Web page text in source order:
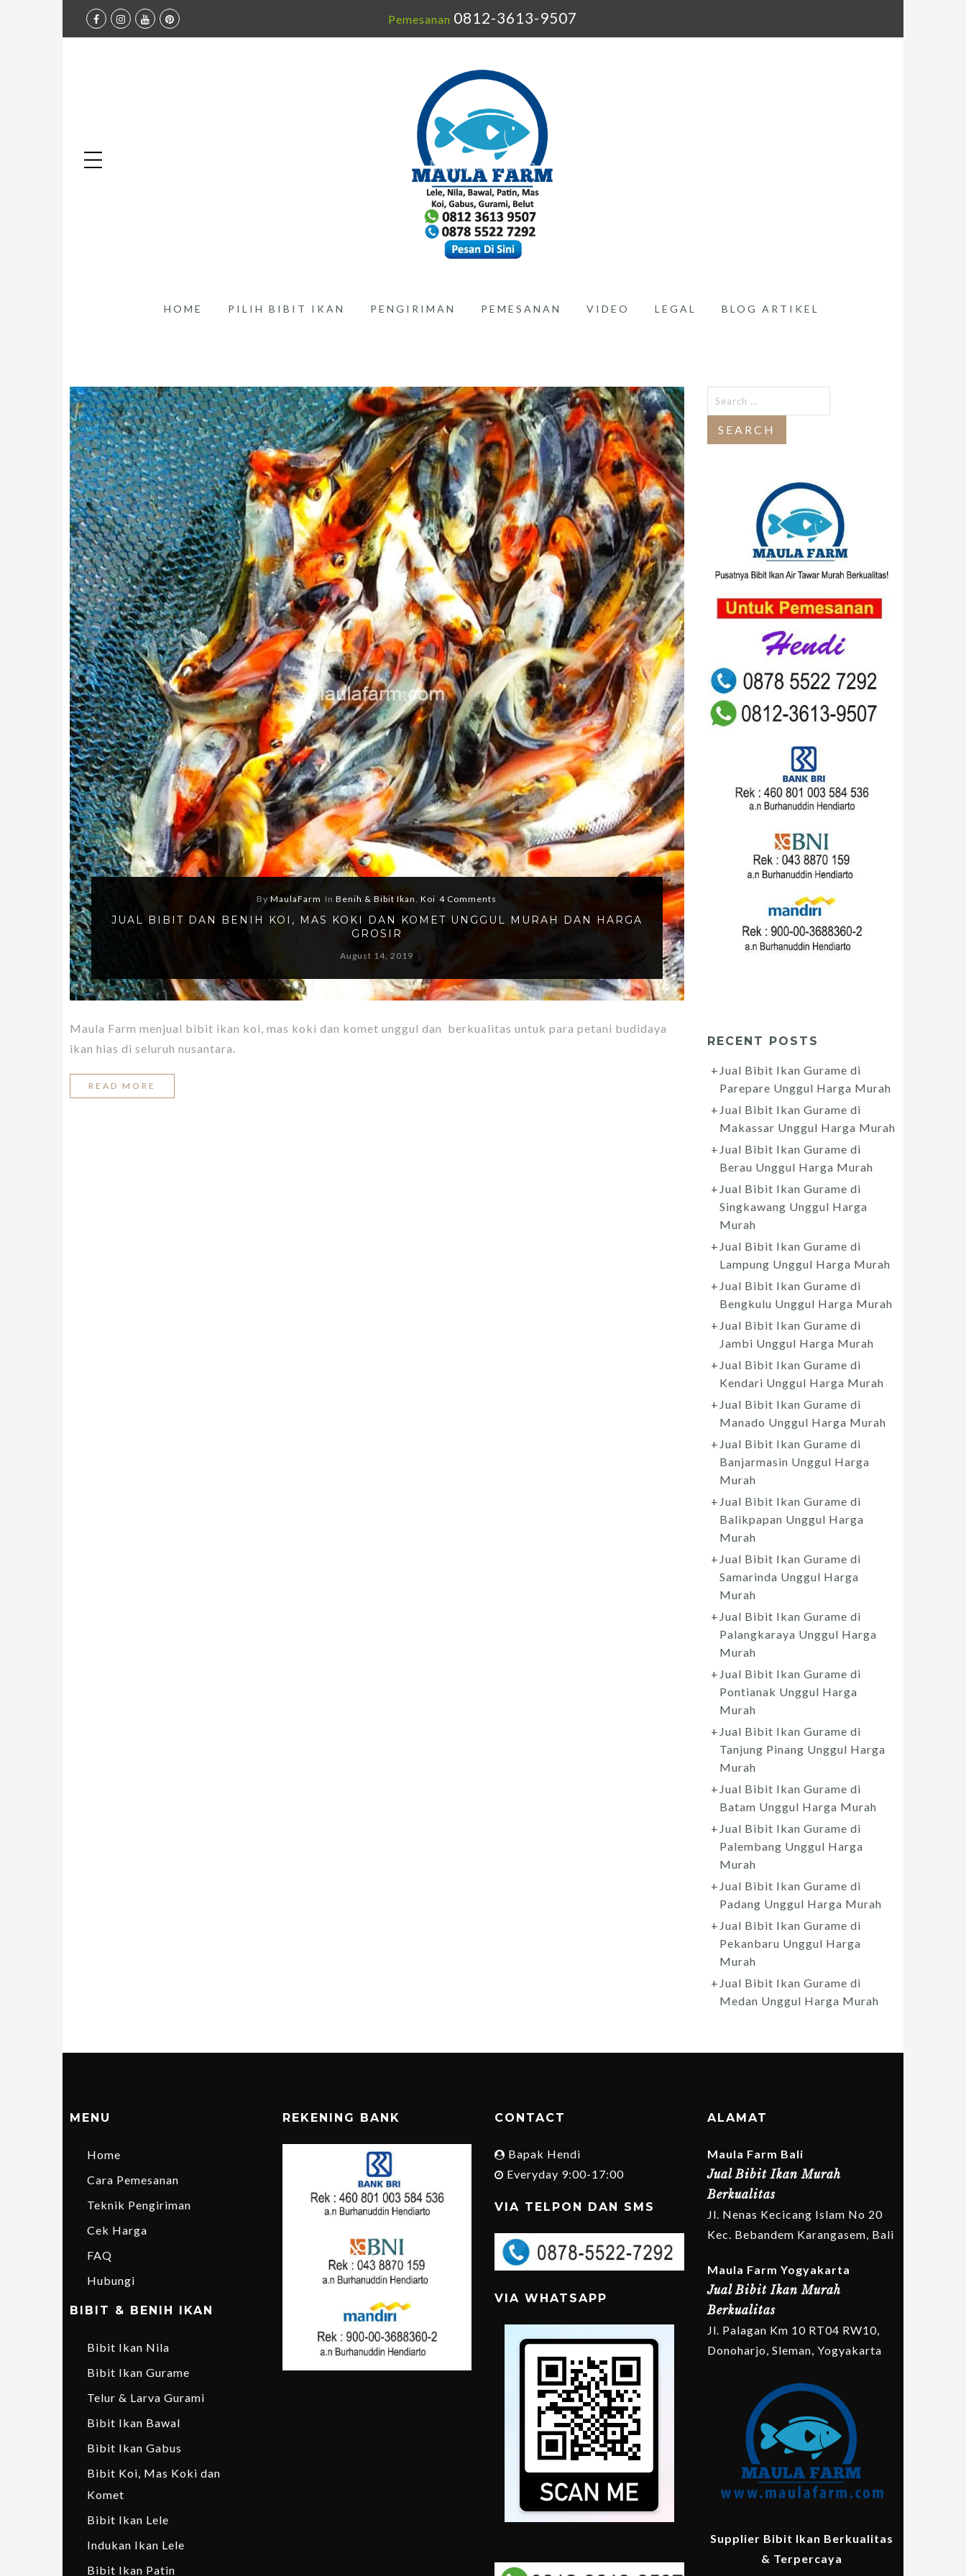
Pemesanan 0812-3613-9507
HOME PILIH BIBIT IKAN PENGIRIMAN PEMESANAN VIDEO LEGAL BLOG ARTIKEL
ByMaulaFarm InBenih & Bibit Ikan,Koi 4 Comments
JUAL BIBIT DAN BENIH KOI, MAS KOKI DAN KOMET UNGGUL MURAH DAN HARGA
GROSIR
August 14, 2019
Maula Farm menjual bibit ikan koi, mas koki dan komet unggul dan berkualitas untuk para petani budidaya
ikan hias di seluruh nusantara.
READ MORE
Search
for:
RECENT POSTS
Jual Bibit Ikan Gurame di
Parepare Unggul Harga Murah
Jual Bibit Ikan Gurame di
Makassar Unggul Harga Murah
Jual Bibit Ikan Gurame di
Berau Unggul Harga Murah
Jual Bibit Ikan Gurame di
Singkawang Unggul Harga
Murah
Jual Bibit Ikan Gurame di
Lampung Unggul Harga Murah
Jual Bibit Ikan Gurame di
Bengkulu Unggul Harga Murah
Jual Bibit Ikan Gurame di
Jambi Unggul Harga Murah
Jual Bibit Ikan Gurame di
Kendari Unggul Harga Murah
Jual Bibit Ikan Gurame di
Manado Unggul Harga Murah
Jual Bibit Ikan Gurame di
Banjarmasin Unggul Harga
Murah
Jual Bibit Ikan Gurame di
Balikpapan Unggul Harga
Murah
Jual Bibit Ikan Gurame di
Samarinda Unggul Harga
Murah
Jual Bibit Ikan Gurame di
Palangkaraya Unggul Harga
Murah
Jual Bibit Ikan Gurame di
Pontianak Unggul Harga
Murah
Jual Bibit Ikan Gurame di
Tanjung Pinang Unggul Harga
Murah
Jual Bibit Ikan Gurame di
Batam Unggul Harga Murah
Jual Bibit Ikan Gurame di
Palembang Unggul Harga
Murah
Jual Bibit Ikan Gurame di
Padang Unggul Harga Murah
Jual Bibit Ikan Gurame di
Pekanbaru Unggul Harga
Murah
Jual Bibit Ikan Gurame di
Medan Unggul Harga Murah
MENU
Home
Cara Pemesanan
Teknik Pengiriman
Cek Harga
FAQ
Hubungi
BIBIT & BENIH IKAN
Bibit Ikan Nila
Bibit Ikan Gurame
Telur & Larva Gurami
Bibit Ikan Bawal
Bibit Ikan Gabus
Bibit Koi, Mas Koki dan
Komet
Bibit Ikan Lele
Indukan Ikan Lele
Bibit Ikan Patin
REKENING BANK CONTACT
Bapak Hendi
Everyday 9:00-17:00
VIA TELPON DAN SMS
VIA WHATSAPP
ALAMAT
Maula Farm Bali
Jual Bibit Ikan Murah
Berkualitas
Jl. Nenas Kecicang Islam No 20
Kec. Bebandem Karangasem, Bali
Maula Farm Yogyakarta
Jual Bibit Ikan Murah
Berkualitas
Jl. Palagan Km 10 RT04 RW10,
Donoharjo, Sleman, Yogyakarta
Supplier Bibit Ikan Berkualitas
& Terpercaya